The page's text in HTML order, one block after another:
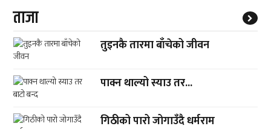
ताजा
तुइनकै तारमा बाँचेको जीवन
पाक्न थाल्यो स्याउ तर...
गिठीको पारो जोगाउँदै धर्मराम